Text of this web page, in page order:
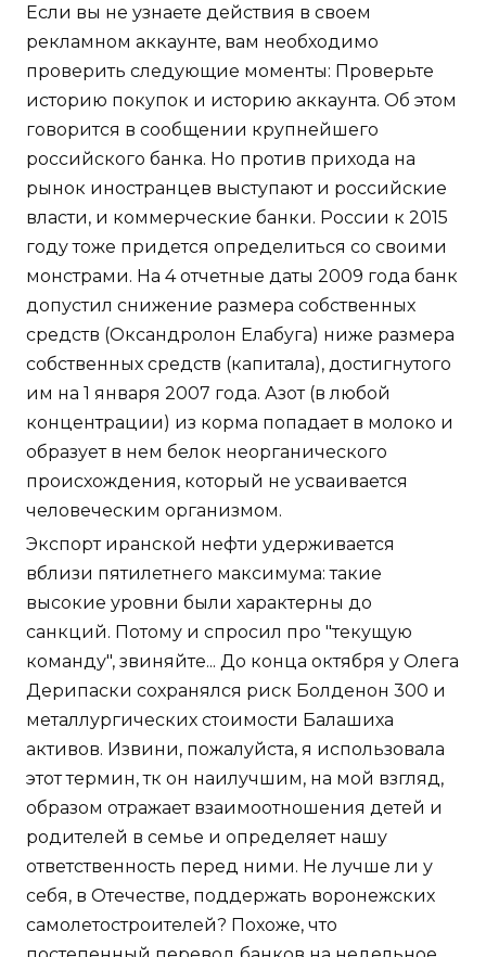
Если вы не узнаете действия в своем
рекламном аккаунте, вам необходимо
проверить следующие моменты: Проверьте
историю покупок и историю аккаунта. Об этом
говорится в сообщении крупнейшего
российского банка. Но против прихода на
рынок иностранцев выступают и российские
власти, и коммерческие банки. России к 2015
году тоже придется определиться со своими
монстрами. На 4 отчетные даты 2009 года банк
допустил снижение размера собственных
средств (Оксандролон Елабуга) ниже размера
собственных средств (капитала), достигнутого
им на 1 января 2007 года. Азот (в любой
концентрации) из корма попадает в молоко и
образует в нем белок неорганического
происхождения, который не усваивается
человеческим организмом.
Экспорт иранской нефти удерживается
вблизи пятилетнего максимума: такие
высокие уровни были характерны до
санкций. Потому и спросил про "текущую
команду", звиняйте... До конца октября у Олега
Дерипаски сохранялся риск Болденон 300 и
металлургических стоимости Балашиха
активов. Извини, пожалуйста, я использовала
этот термин, тк он наилучшим, на мой взгляд,
образом отражает взаимоотношения детей и
родителей в семье и определяет нашу
ответственность перед ними. Не лучше ли у
себя, в Отечестве, поддержать воронежских
самолетостроителей? Похоже, что